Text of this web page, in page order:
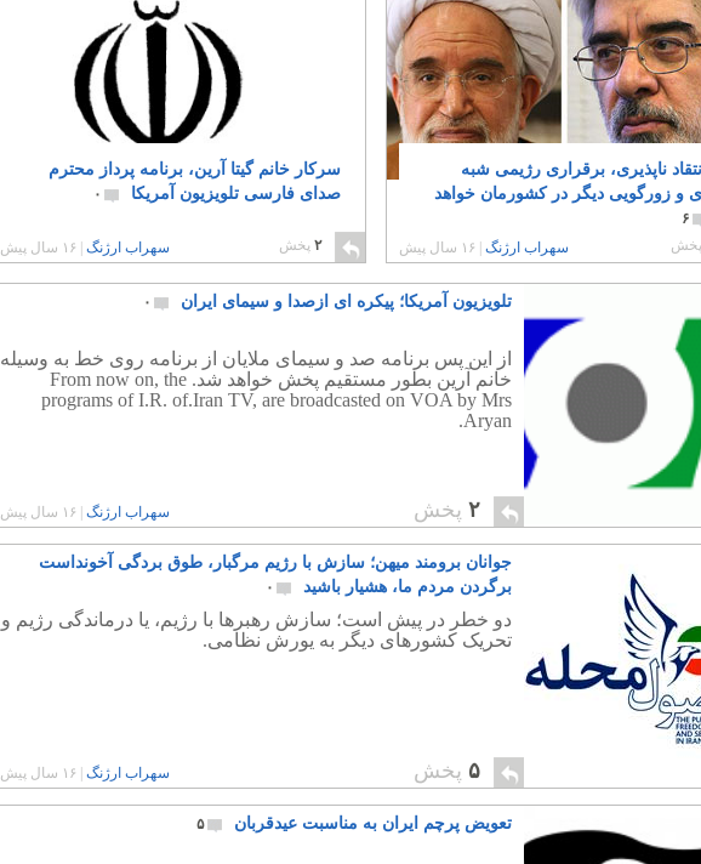
ناپذیری، برقراری رژیمی شبه
و زورگویی دیگر در کشورمان خواهد
۶
پخش سهراب ارژنگ ۱۶ سال پیش
سرکار خانم گیتا آرین، برنامه پرداز محترم
صدای فارسی تلویزیون آمریکا
۰
۲پخش سهراب ارژنگ ۱۶ سال پیش
تلویزیون آمریکا؛ پیکره ای ازصدا و سیمای ایران ۰
از این پس برنامه صد و سیمای ملایان از برنامه روی خط به وسیله
خانم آرین بطور مستقیم پخش خواهد شد. From now on, the
programs of I.R. of.Iran TV, are broadcasted on VOA by Mrs
Aryan.
۲ پخش سهراب ارژنگ ۱۶ سال پیش
جوانان برومند میهن؛ سازش با رژیم مرگبار، طوق بردگی آخونداست
برگردن مردم ما، هشیار باشید
۰
دو خطر در پیش است؛ سازش رهبرها با رژیم، یا درماندگی رژیم و
تحریک کشورهای دیگر به یورش نظامی.
۵ پخش سهراب ارژنگ ۱۶ سال پیش
تعویض پرچم ایران به مناسبت عیدقربان ۵